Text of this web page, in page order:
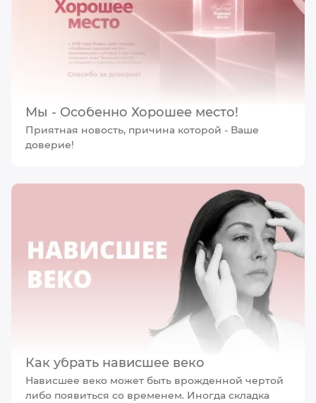
Мы - Особенно Хорошее место!
Приятная новость, причина которой - Ваше
доверие!
Как убрать нависшее веко
Нависшее веко может быть врожденной чертой
либо появиться со временем. Иногда складка